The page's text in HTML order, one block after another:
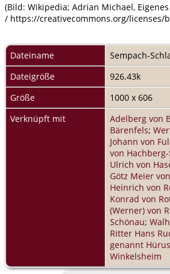
(Bild: Wikipedia; Adrian Michael, Eigenes
/ https://creativecommons.org/licenses/
Dateiname
Sempach-
Dateigröße
926.43k
Größe
1000 x 606
Verknüpft mit
Adelberg von
Bärenfels;
Johann von
von
Ulrich von
Götz Meier
Heinrich von
Konrad von
(Werner) von
Schönau;
Ritter Hans
genannt Hürus
Winkelsheim